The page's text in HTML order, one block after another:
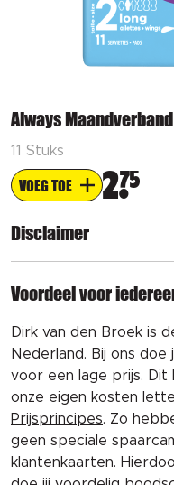
Always
11 Stuks
VOEG TOE 275
Disclaimer
Voordeel voor
Dirk van den Broek is
Nederland. Bij ons
voor een lage prijs.
onze eigen kosten
Prijsprincipes. Zo
geen speciale
klantenkaarten.